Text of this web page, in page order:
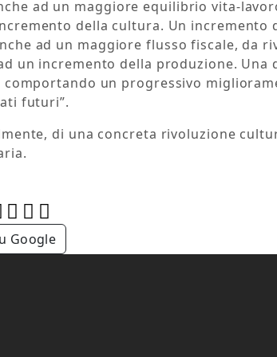
ad un maggiore equilibrio vita-
della cultura. Un incremento
ad un maggiore flusso fiscale, da
un incremento della produzione. Una
comportando un progressivo
futuri”.
di una concreta rivoluzione
Google